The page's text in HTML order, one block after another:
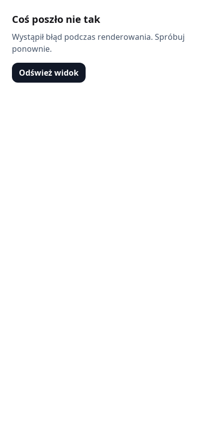
Coś poszło nie tak
Wystąpił błąd podczas renderowania. Spróbuj
ponownie.
Odśwież widok